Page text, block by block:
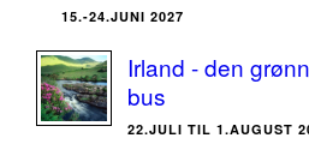
15.-24.JUNI 2027
Irland - den
bus
22.JULI TIL 1.AUGUST